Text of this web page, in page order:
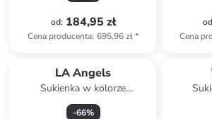
od: 184,95 zł
Cena producenta: 695,96 zł*
od
Cena
LA Angels
Sukienka w kolorze
czerwonym
-66%